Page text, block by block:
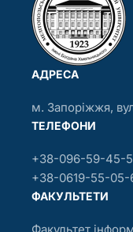
АДРЕСА
м. Запоріжжя,
ТЕЛЕФОНИ
+38-096-59-45-
+38-0619-55-05-
ФАКУЛЬТЕТИ